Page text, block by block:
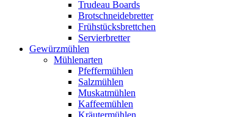
Trudeau Boards
Brotschneidebretter
Frühstücksbrettchen
Servierbretter
Gewürzmühlen
Mühlenarten
Pfeffermühlen
Salzmühlen
Muskatmühlen
Kaffeemühlen
Kräutermühlen